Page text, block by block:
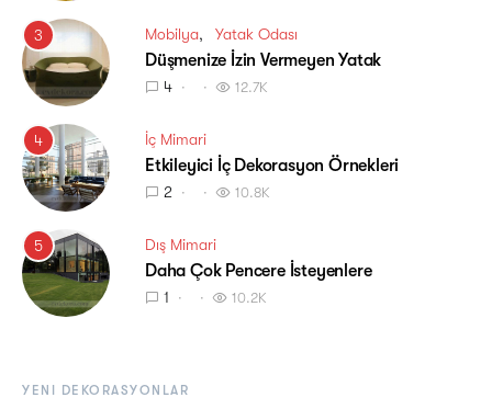
3 Mobilya Yatak Odası
Düşmenize İzin Vermeyen Yatak
4 12.7K
4 İç Mimari
Etkileyici İç Dekorasyon Örnekleri
2 10.8K
5 Dış Mimari
Daha Çok Pencere İsteyenlere
1 10.2K
YENI DEKORASYONLAR